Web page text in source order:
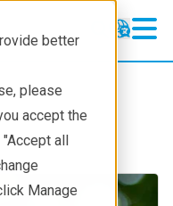
better
please
accept the
all
Manage